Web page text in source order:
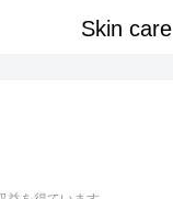
Skin care